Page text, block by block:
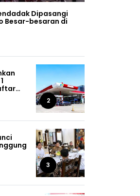
Dipasangi
Besar-besaran di
2
3